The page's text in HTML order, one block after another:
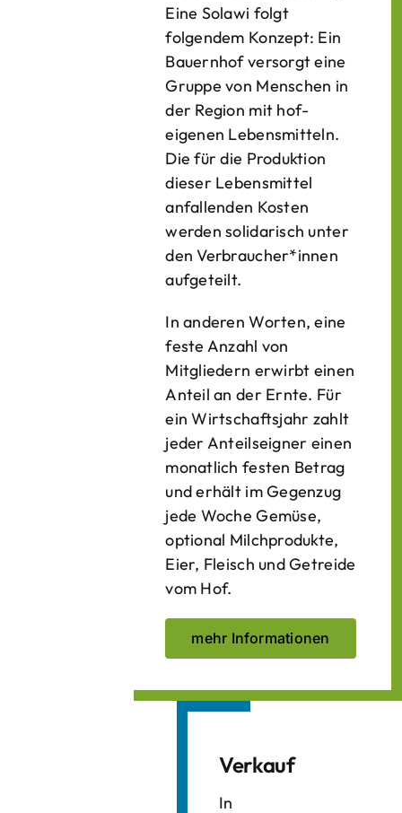
Eine Solawi folgt
folgendem Konzept: Ein
Bauern­hof versorgt eine
Gruppe von Menschen in
der Region mit hof­
eigenen Lebens­mitteln.
Die für die Produktion
dieser Lebens­mittel
anfallenden Kosten
werden solidarisch unter
den Verbraucher*­innen
aufgeteilt.
In anderen Worten, eine
feste Anzahl von
Mitgliedern erwirbt einen
Anteil an der Ernte. Für
ein Wirtschaftsjahr zahlt
jeder Anteilseigner einen
monatlich festen Betrag
und erhält im Gegenzug
jede Woche Gemüse,
optional Milchprodukte,
Eier, Fleisch und Getreide
vom Hof.
mehr Informationen
Verkauf
In